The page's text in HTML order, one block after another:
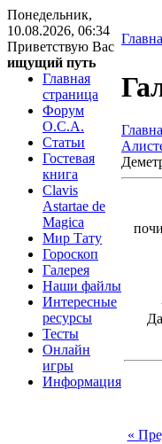
Понедельник,
10.08.2026, 06:34
Приветствую Вас
ищущий путь
Главная
страница
Форум
O.C.A.
Статьи
Гостевая
книга
Clavis
Astartae de
Magica
Мир Тату
Гороскоп
Галерея
Наши файлы
Интересные
ресурсы
Тесты
Онлайн
игры
Информация
«